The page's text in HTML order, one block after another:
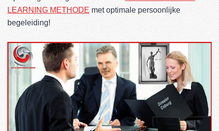
LEARNING METHODE met optimale persoonlijke
begeleiding!